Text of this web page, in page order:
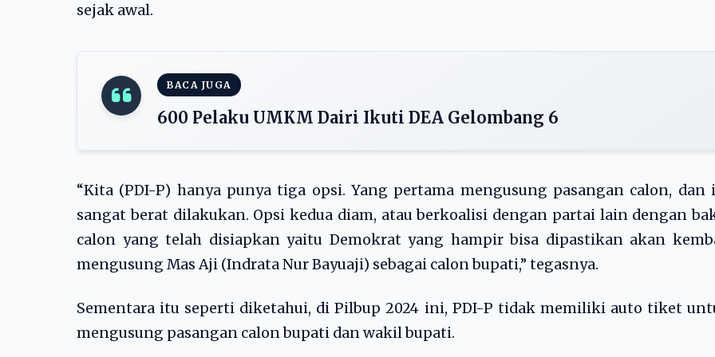
sejak awal.
BACA JUGA
600 Pelaku UMKM Dairi Ikuti DEA Gelombang 6
“Kita (PDI-P) hanya punya tiga opsi. Yang pertama mengusung pasangan calon, dan
sangat berat dilakukan. Opsi kedua diam, atau berkoalisi dengan partai lain dengan
calon yang telah disiapkan yaitu Demokrat yang hampir bisa dipastikan akan
mengusung Mas Aji (Indrata Nur Bayuaji) sebagai calon bupati,” tegasnya.
Sementara itu seperti diketahui, di Pilbup 2024 ini, PDI-P tidak memiliki auto tiket
mengusung pasangan calon bupati dan wakil bupati.